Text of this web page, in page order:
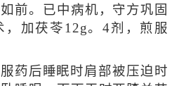
前。已中病机，守方巩固
，加茯苓12g。4剂，煎服
药后睡眠时肩部被压迫时